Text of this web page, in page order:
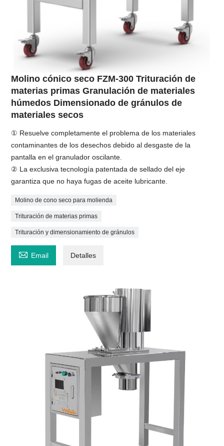
Molino cónico seco FZM-300 Trituración de
materias primas Granulación de materiales
húmedos Dimensionado de gránulos de
materiales secos
① Resuelve completamente el problema de los materiales
contaminantes de los desechos debido al desgaste de la
pantalla en el granulador oscilante.
② La exclusiva tecnología patentada de sellado del eje
garantiza que no haya fugas de aceite lubricante.
Molino de cono seco para molienda
Trituración de materias primas
Trituración y dimensionamiento de gránulos
 Email Detalles